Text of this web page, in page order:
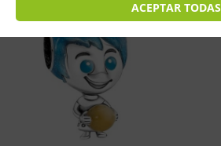
ACEPTAR TODAS